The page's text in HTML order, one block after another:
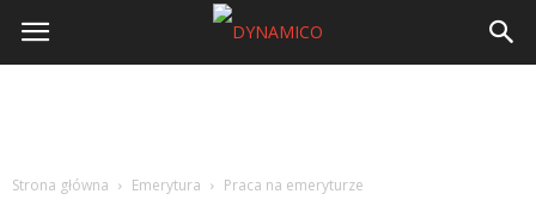
Strona główna Emerytura Praca na emeryturze